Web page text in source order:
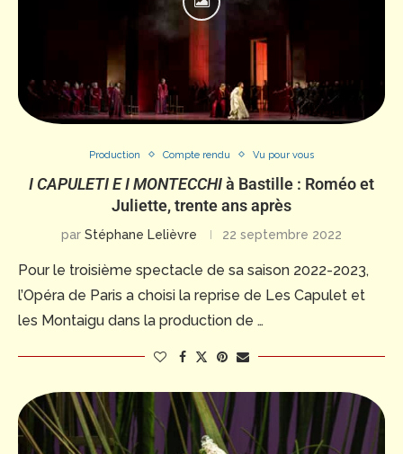
Production Compte rendu Vu pour vous
I CAPULETI E I MONTECCHIà Bastille : Roméo et
Juliette, trente ans après
par Stéphane Lelièvre 22 septembre 2022
Pour le troisième spectacle de sa saison 2022-2023,
l’Opéra de Paris a choisi la reprise de Les Capulet et
les Montaigu dans la production de …